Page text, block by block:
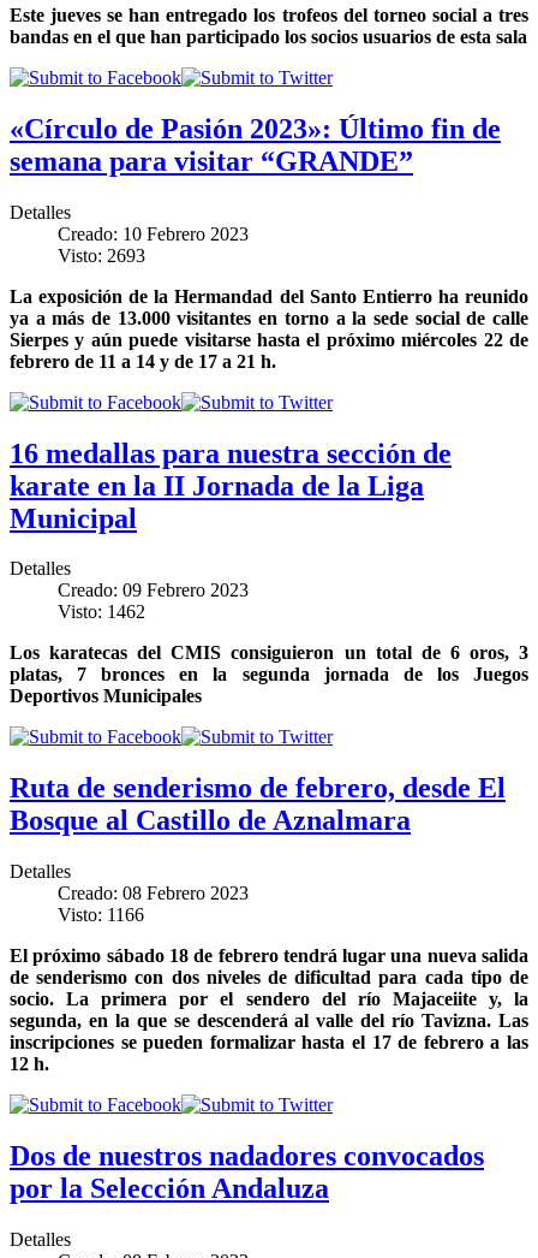
Este jueves se han entregado los trofeos del torneo social a tres
bandas en el que han participado los socios usuarios de esta sala
«Círculo de Pasión 2023»: Último fin de
semana para visitar “GRANDE”
Detalles
Creado: 10 Febrero 2023
Visto: 2693
La exposición de la Hermandad del Santo Entierro ha reunido
ya a más de 13.000 visitantes en torno a la sede social de calle
Sierpes y aún puede visitarse hasta el próximo miércoles 22 de
febrero de 11 a 14 y de 17 a 21 h.
16 medallas para nuestra sección de
karate en la II Jornada de la Liga
Municipal
Detalles
Creado: 09 Febrero 2023
Visto: 1462
Los karatecas del CMIS consiguieron un total de 6 oros, 3
platas, 7 bronces en la segunda jornada de los Juegos
Deportivos Municipales
Ruta de senderismo de febrero, desde El
Bosque al Castillo de Aznalmara
Detalles
Creado: 08 Febrero 2023
Visto: 1166
El próximo sábado 18 de febrero tendrá lugar una nueva salida
de senderismo con dos niveles de dificultad para cada tipo de
socio. La primera por el sendero del río Majaceiite y, la
segunda, en la que se descenderá al valle del río Tavizna. Las
inscripciones se pueden formalizar hasta el 17 de febrero a las
12 h.
Dos de nuestros nadadores convocados
por la Selección Andaluza
Detalles